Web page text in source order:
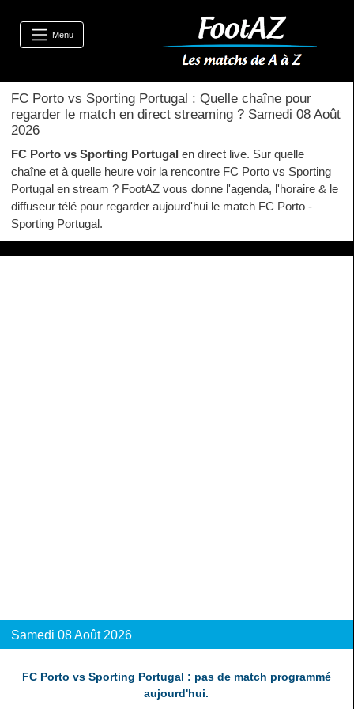
FC Porto vs Sporting Portugal : Quelle chaîne pour
regarder le match en direct streaming ? Samedi 08 Août
2026
FC Porto vs Sporting Portugal en direct live. Sur quelle
chaîne et à quelle heure voir la rencontre FC Porto vs Sporting
Portugal en stream ? FootAZ vous donne l'agenda, l'horaire & le
diffuseur télé pour regarder aujourd'hui le match FC Porto -
Sporting Portugal.
Samedi 08 Août 2026
FC Porto vs Sporting Portugal : pas de match programmé
aujourd'hui.
Menu